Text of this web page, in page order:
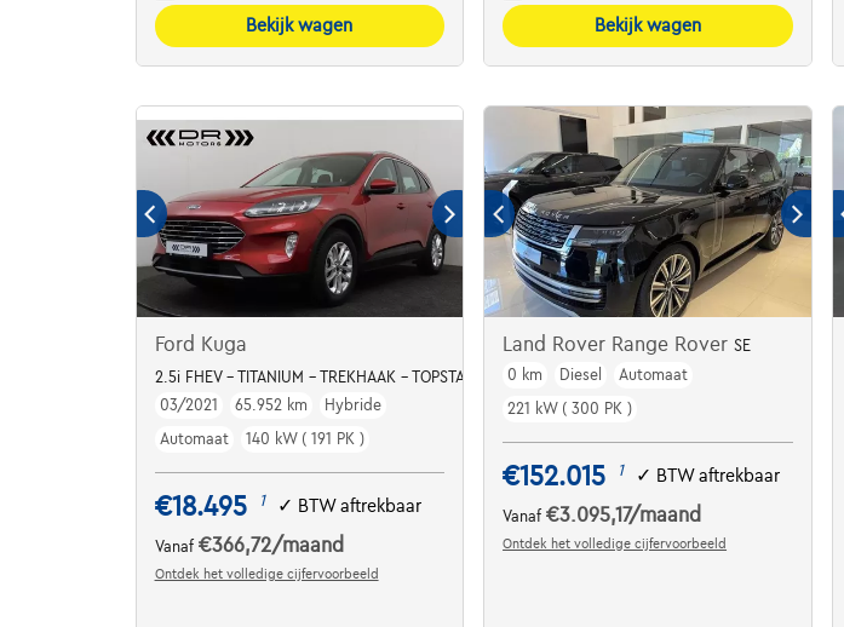
Bekijk wagen
Bekijk wagen
Ford Kuga
2.5i FHEV - TITANIUM - TREKHAAK - TOPSTAAT
03/2021
65.952 km
Hybride
Automaat
140 kW ( 191 PK )
€18.495 1 ✓ BTW aftrekbaar
Vanaf €366,72/maand
Ontdek het volledige cijfervoorbeeld
Land Rover Range RoverSE
0 km
Diesel
Automaat
221 kW ( 300 PK )
€152.015 1 ✓ BTW aftrekbaar
Vanaf€3.095,17/maand
Ontdek het volledige cijfervoorbeeld